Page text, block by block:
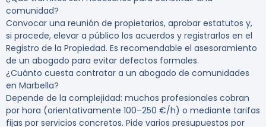
comunidad?
Convocar una reunión de propietarios, aprobar estatutos y,
si procede, elevar a público los acuerdos y registrarlos en el
Registro de la Propiedad. Es recomendable el asesoramiento
de un abogado para evitar defectos formales.
¿Cuánto cuesta contratar a un abogado de comunidades
en Marbella?
Depende de la complejidad: muchos profesionales cobran
por hora (orientativamente 100–250 €/h) o mediante tarifas
fijas por servicios concretos. Pide varios presupuestos por